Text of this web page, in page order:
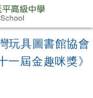
玩具圖書館協會
屆金趣咪獎》